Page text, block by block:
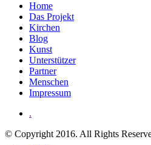
Home
Das Projekt
Kirchen
Blog
Kunst
Unterstützer
Partner
Menschen
Impressum
.
© Copyright 2016. All Rights